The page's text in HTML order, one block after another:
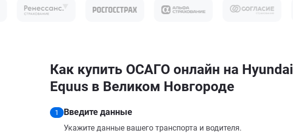
Как купить ОСАГО онлайн на Hyundai
Equus в Великом Новгороде
1 Введите данные
Укажите данные вашего транспорта и водителя.